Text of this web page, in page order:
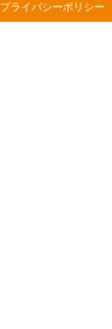
プライバシーポリシー